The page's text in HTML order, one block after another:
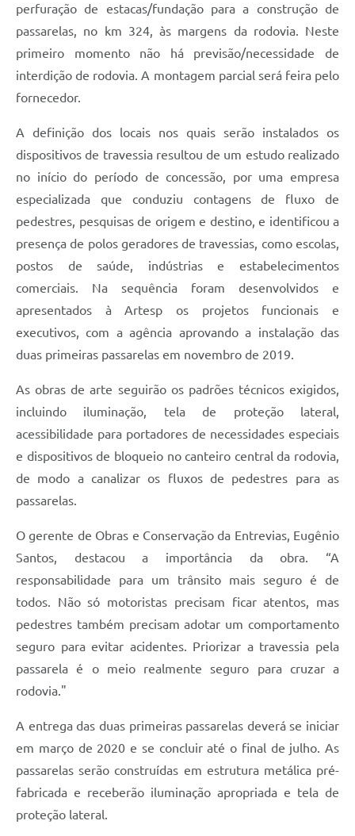
perfuração de estacas/fundação para a construção de
passarelas, no km 324, às margens da rodovia. Neste
primeiro momento não há previsão/necessidade de
interdição de rodovia. A montagem parcial será feira pelo
fornecedor.
A definição dos locais nos quais serão instalados os
dispositivos de travessia resultou de um estudo realizado
no início do período de concessão, por uma empresa
especializada que conduziu contagens de fluxo de
pedestres, pesquisas de origem e destino, e identificou a
presença de polos geradores de travessias, como escolas,
postos de saúde, indústrias e estabelecimentos
comerciais. Na sequência foram desenvolvidos e
apresentados à Artesp os projetos funcionais e
executivos, com a agência aprovando a instalação das
duas primeiras passarelas em novembro de 2019.
As obras de arte seguirão os padrões técnicos exigidos,
incluindo iluminação, tela de proteção lateral,
acessibilidade para portadores de necessidades especiais
e dispositivos de bloqueio no canteiro central da rodovia,
de modo a canalizar os fluxos de pedestres para as
passarelas.
O gerente de Obras e Conservação da Entrevias, Eugênio
Santos, destacou a importância da obra. “A
responsabilidade para um trânsito mais seguro é de
todos. Não só motoristas precisam ficar atentos, mas
pedestres também precisam adotar um comportamento
seguro para evitar acidentes. Priorizar a travessia pela
passarela é o meio realmente seguro para cruzar a
rodovia."
A entrega das duas primeiras passarelas deverá se iniciar
em março de 2020 e se concluir até o final de julho. As
passarelas serão construídas em estrutura metálica pré-
fabricada e receberão iluminação apropriada e tela de
proteção lateral.